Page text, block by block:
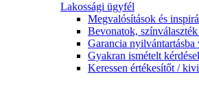
Lakossági ügyfél
Megvalósítások és
Bevonatok,
Garancia nyilvántartásba
Gyakran ismételt
Keressen értékesítőt /